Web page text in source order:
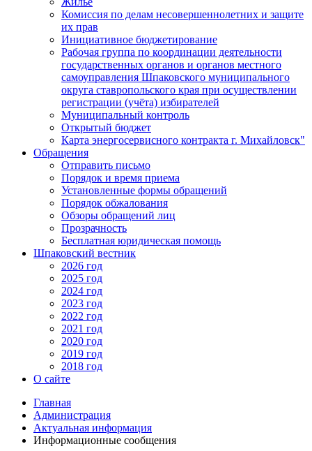
Комиссия по делам несовершеннолетних и защите
их прав
Инициативное бюджетирование
Рабочая группа по координации деятельности
государственных органов и органов местного
самоуправления Шпаковского муниципального
округа ставропольского края при осуществлении
регистрации (учёта) избирателей
Муниципальный контроль
Открытый бюджет
Карта энергосервисного контракта г. Михайловск"
Обращения
Отправить письмо
Порядок и время приема
Установленные формы обращений
Порядок обжалования
Обзоры обращений лиц
Прозрачность
Бесплатная юридическая помощь
Шпаковский вестник
2026 год
2025 год
2024 год
2023 год
2022 год
2021 год
2020 год
2019 год
2018 год
О сайте
Главная
Администрация
Актуальная информация
Информационные сообщения